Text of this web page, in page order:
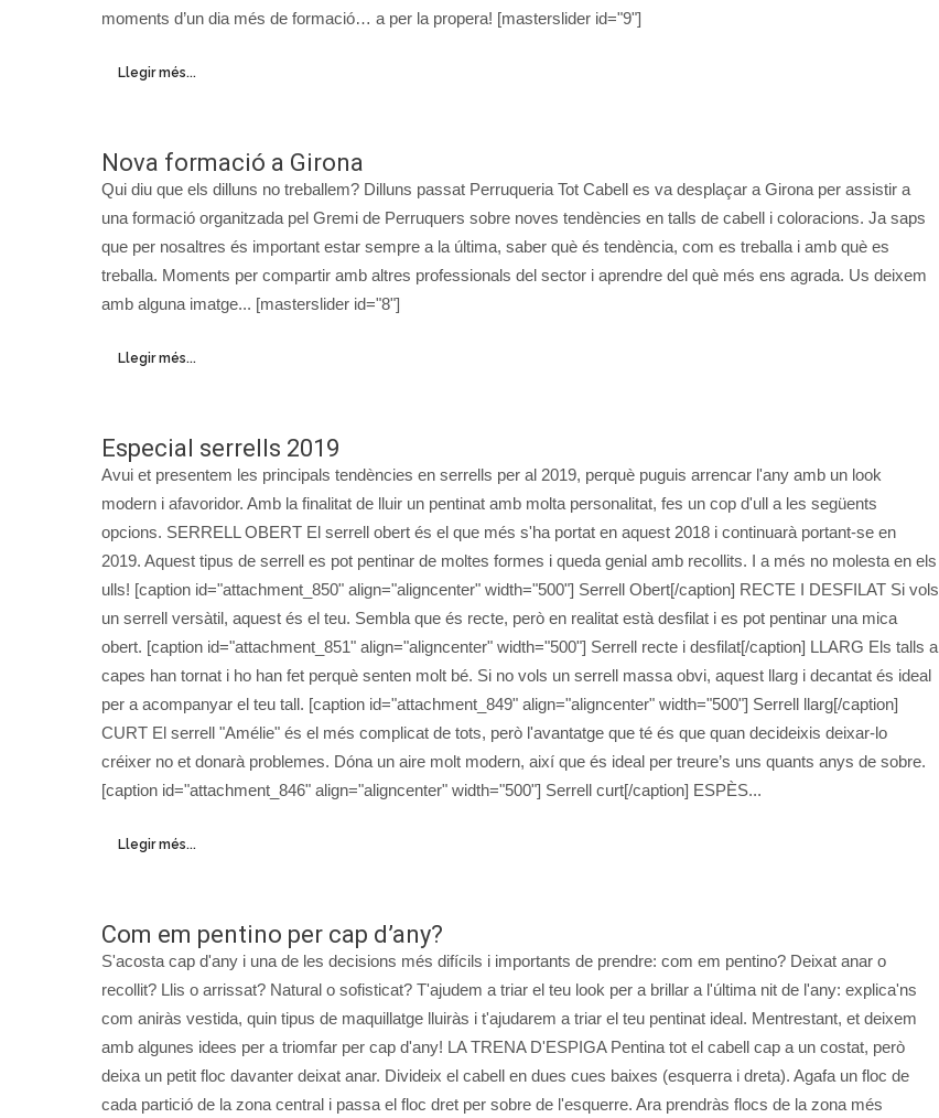
moments d’un dia més de formació… a per la propera! [masterslider id="9"]
Llegir més...
Nova formació a Girona
Qui diu que els dilluns no treballem? Dilluns passat Perruqueria Tot Cabell es va desplaçar a Girona per assistir a
una formació organitzada pel Gremi de Perruquers sobre noves tendències en talls de cabell i coloracions. Ja saps
que per nosaltres és important estar sempre a la última, saber què és tendència, com es treballa i amb què es
treballa. Moments per compartir amb altres professionals del sector i aprendre del què més ens agrada. Us deixem
amb alguna imatge... [masterslider id="8"]
Llegir més...
Especial serrells 2019
Avui et presentem les principals tendències en serrells per al 2019, perquè puguis arrencar l'any amb un look
modern i afavoridor. Amb la finalitat de lluir un pentinat amb molta personalitat, fes un cop d'ull a les següents
opcions. SERRELL OBERT El serrell obert és el que més s'ha portat en aquest 2018 i continuarà portant-se en
2019. Aquest tipus de serrell es pot pentinar de moltes formes i queda genial amb recollits. I a més no molesta en els
ulls! [caption id="attachment_850" align="aligncenter" width="500"] Serrell Obert[/caption] RECTE I DESFILAT Si vols
un serrell versàtil, aquest és el teu. Sembla que és recte, però en realitat està desfilat i es pot pentinar una mica
obert. [caption id="attachment_851" align="aligncenter" width="500"] Serrell recte i desfilat[/caption] LLARG Els talls a
capes han tornat i ho han fet perquè senten molt bé. Si no vols un serrell massa obvi, aquest llarg i decantat és ideal
per a acompanyar el teu tall. [caption id="attachment_849" align="aligncenter" width="500"] Serrell llarg[/caption]
CURT El serrell "Amélie" és el més complicat de tots, però l'avantatge que té és que quan decideixis deixar-lo
créixer no et donarà problemes. Dóna un aire molt modern, així que és ideal per treure’s uns quants anys de sobre.
[caption id="attachment_846" align="aligncenter" width="500"] Serrell curt[/caption] ESPÈS...
Llegir més...
Com em pentino per cap d’any?
S'acosta cap d'any i una de les decisions més difícils i importants de prendre: com em pentino? Deixat anar o
recollit? Llis o arrissat? Natural o sofisticat? T'ajudem a triar el teu look per a brillar a l'última nit de l'any: explica'ns
com aniràs vestida, quin tipus de maquillatge lluiràs i t'ajudarem a triar el teu pentinat ideal. Mentrestant, et deixem
amb algunes idees per a triomfar per cap d'any! LA TRENA D'ESPIGA Pentina tot el cabell cap a un costat, però
deixa un petit floc davanter deixat anar. Divideix el cabell en dues cues baixes (esquerra i dreta). Agafa un floc de
cada partició de la zona central i passa el floc dret per sobre de l'esquerre. Ara prendràs flocs de la zona més